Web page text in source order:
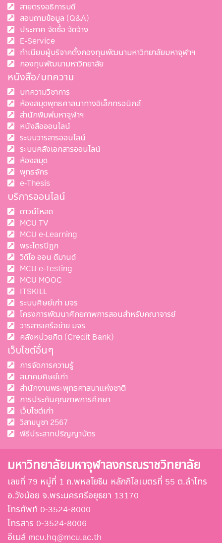
สายตรงอธิการบดี
สอบถามข้อมูล (Q&A)
ประกาศ จัดซื้อ จัดจ้าง
E-Service
ทำเนียบผู้บริจาคตั้งกองทุนพัฒนามหาวิทยาลัยมหาจุฬาฯ
กองทุนพัฒนามหาวิทยาลัย
หนังสือ/บทความ
บทความวิชาการ
ห้องสมุดพุทธศาสนาทางอิเล็กทรอนิกส์
สำนักพิมพ์มหาจุฬาฯ
หนังสือออนไลน์
ระบบวารสารออนไลน์
ระบบคลังเอกสารออนไลน์
ห้องสมุด
พุทธจักร
e-Thesis
บริการออนไลน์
ดาวน์โหลด
MCU TV
MCU e-Learning
พระไตรปิฎก
วิดีโอ ออน ดีมานด์
MCU e-Testing
MCU MOOC
ITSKILL
ระบบศิษย์เก่า มจร
โครงการพัฒนาศักยภาพการสอนสำหรับคณาจารย์
วารสารเครือข่าย มจร
คลังหน่วยกิต (Credit Bank)
เว็บไซต์อื่นๆ
การจัดการความรู้
สมาคมศิษย์เก่า
สำนักงานพระพุทธศาสนาแห่งชาติ
การประกันคุณภาพการศึกษา
เว็บไซต์เก่า
วิสาขบูชา 2567
พีธีประสาทปริญญาบัตร
มหาวิทยาลัยมหาจุฬาลงกรณราชวิทยาลัย
เลขที่ 79 หมู่ที่ 1 ถ.พหลโยธิน หลักกิโลเมตรที่ 55 ต.ลำไทร
อ.วังน้อย จ.พระนครศรีอยุธยา 13170
โทรศัพท์ 0-3524-8000
โทรสาร 0-3524-8006
อีเมล์ mcu.hq@mcu.ac.th